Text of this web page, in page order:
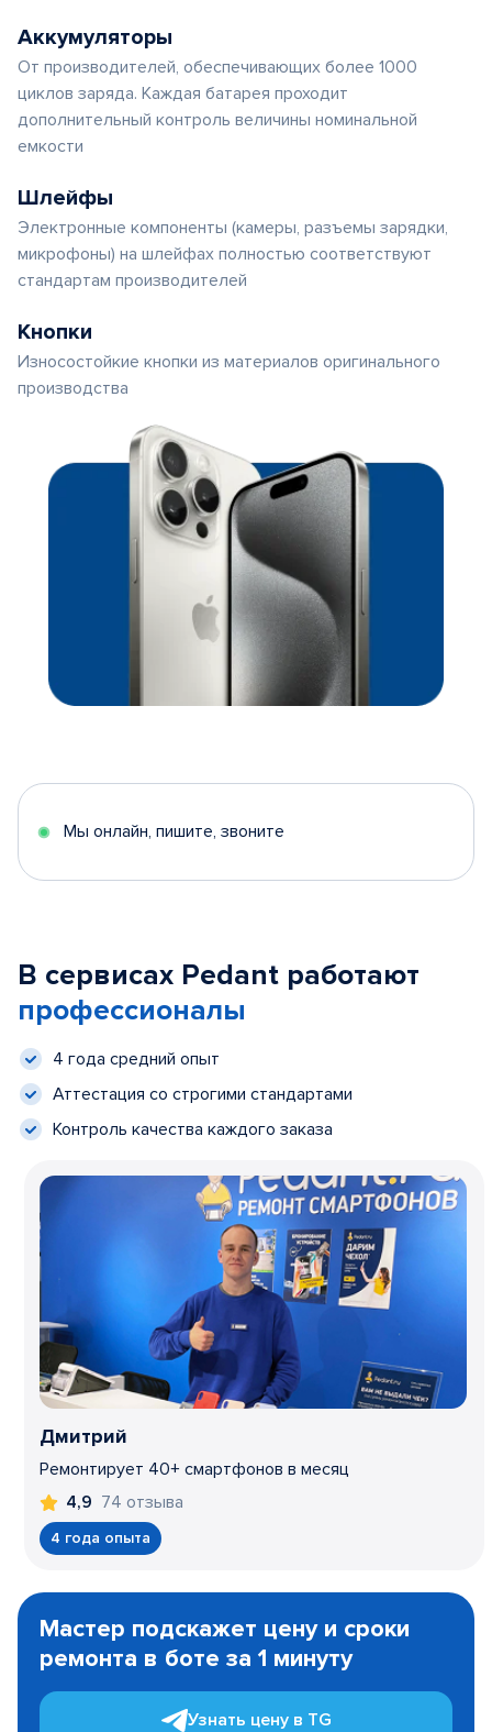
Аккумуляторы
От производителей, обеспечивающих более 1000
циклов заряда. Каждая батарея проходит
дополнительный контроль величины номинальной
емкости
Шлейфы
Электронные компоненты (камеры, разъемы зарядки,
микрофоны) на шлейфах полностью соответствуют
стандартам производителей
Кнопки
Износостойкие кнопки из материалов оригинального
производства
Мы онлайн, пишите, звоните
В сервисах Pedant работают
профессионалы
4 года средний опыт
Аттестация со строгими стандартами
Контроль качества каждого заказа
Дмитрий
Ремонтирует 40+ смартфонов в месяц
4,9 74 отзыва
4 года опыта
1
Мастер подскажет цену и сроки
ремонта в боте за 1 минуту
Узнать цену в TG